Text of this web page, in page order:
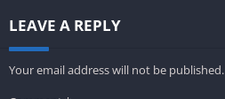
LEAVE A REPLY
Your email address will not be published.